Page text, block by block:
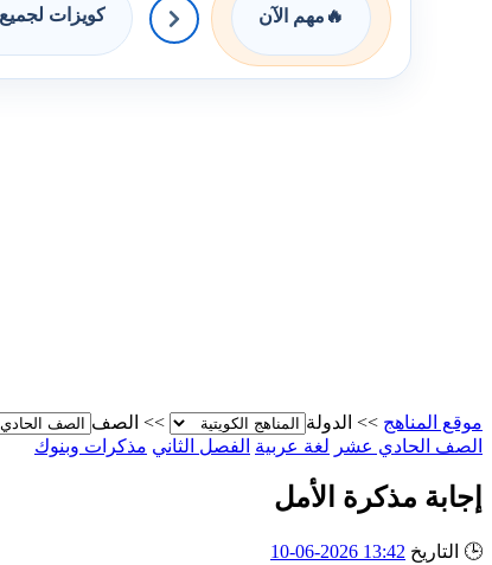
🔥 مهم الآن كويزات
موقع المناهج >> الدولة >> الصف
الصف الحادي عشر لغة عربية الفصل الثاني مذكرات وبنوك
إجابة مذكرة الأمل
🕒 التاريخ 13:42 2026-06-10